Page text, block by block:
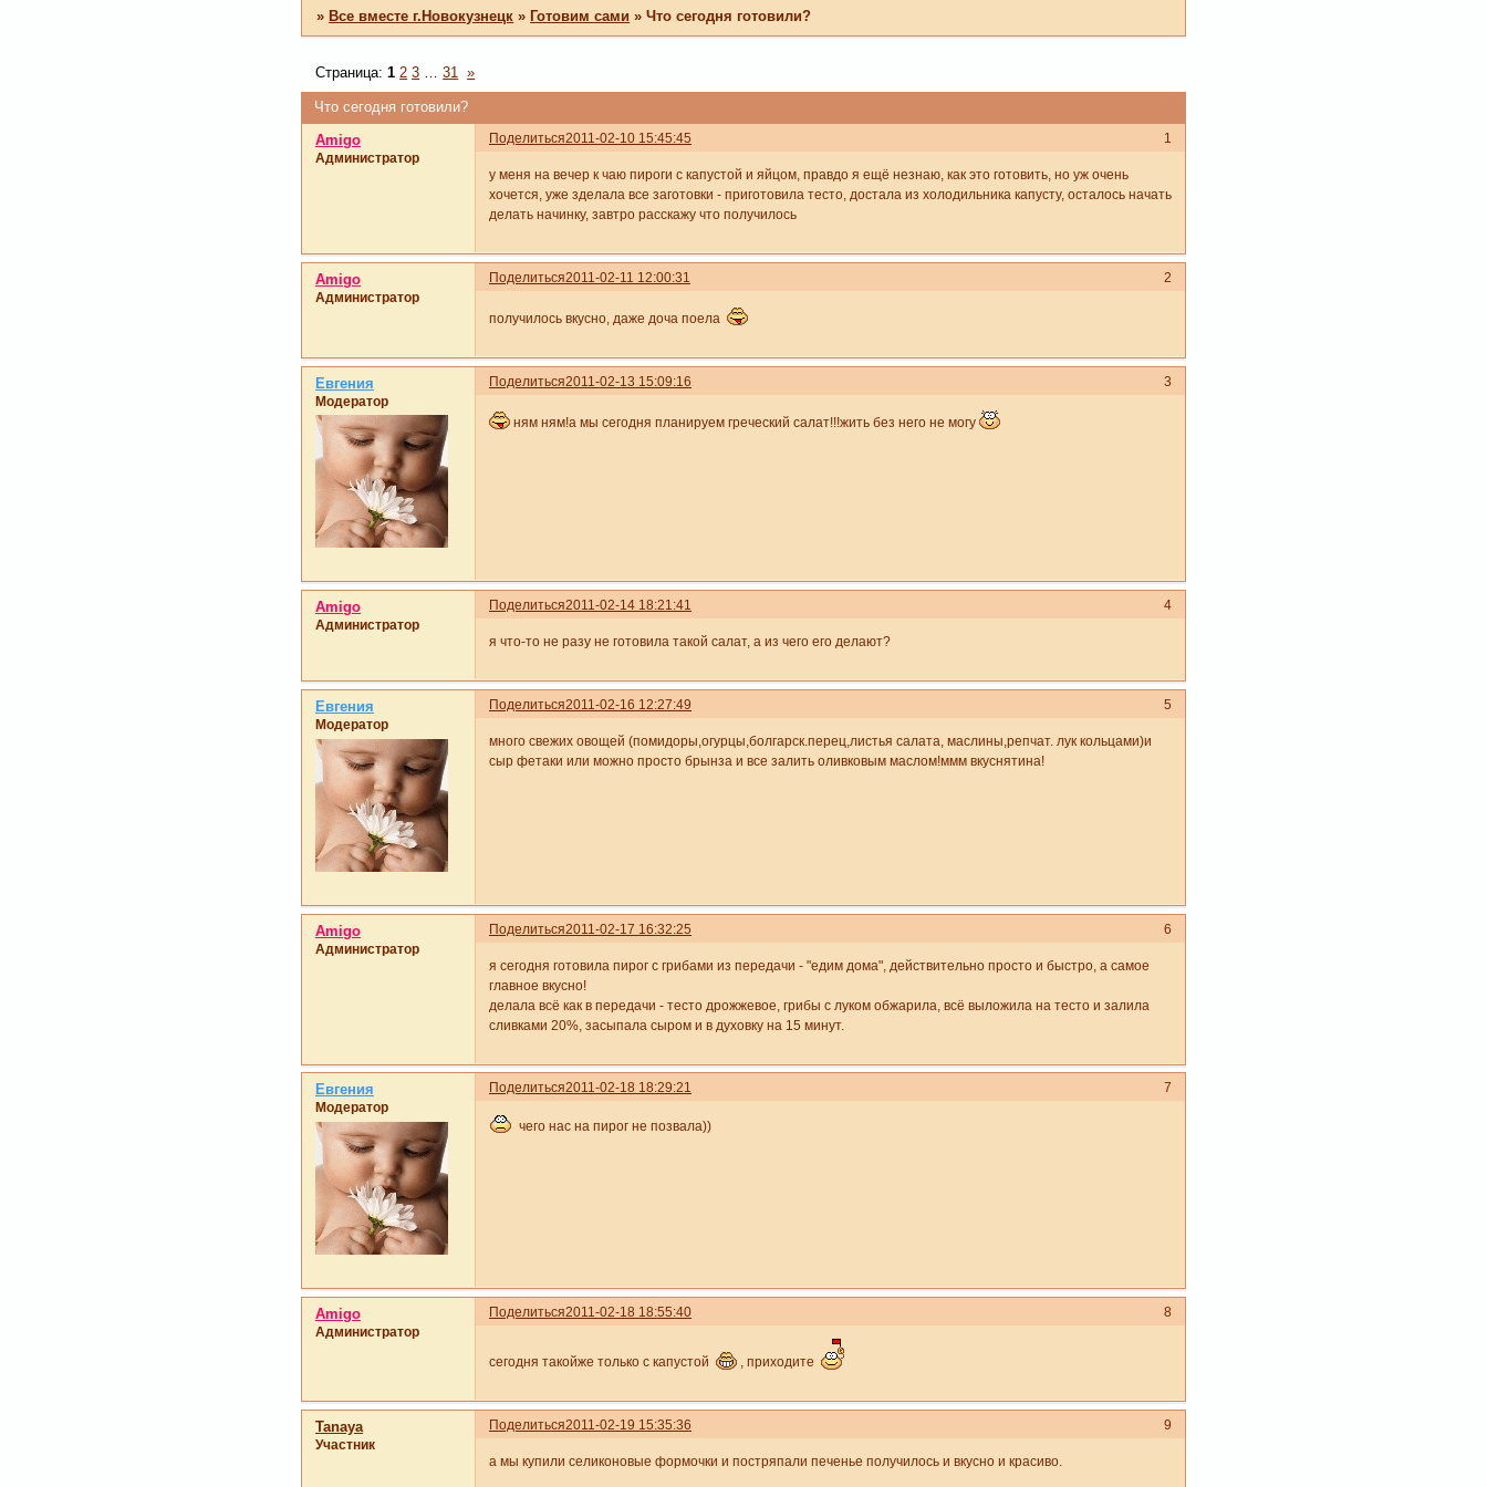
»Все вместе г.Новокузнецк »Готовим сами »Что сегодня готовили?
Что сегодня готовили?
Страница:1 2 3 … 31 »
Поделиться 1
2011-02-10 15:45:45
Amigo
Администратор
у меня на вечер к чаю пироги с капустой и яйцом, правдо я ещё незнаю, как это готовить, но уж очень
хочется, уже зделала все заготовки - приготовила тесто, достала из холодильника капусту, осталось начать
делать начинку, завтро расскажу что получилось
Поделиться 2
2011-02-11 12:00:31
Amigo
Администратор
получилось вкусно, даже доча поела
Поделиться 3
2011-02-13 15:09:16
Евгения
Модератор
ням ням!а мы сегодня планируем греческий салат!!!жить без него не могу
Поделиться 4
2011-02-14 18:21:41
Amigo
Администратор
я что-то не разу не готовила такой салат, а из чего его делают?
Поделиться 5
2011-02-16 12:27:49
Евгения
Модератор
много свежих овощей (помидоры,огурцы,болгарск.перец,листья салата, маслины,репчат. лук кольцами)и
сыр фетаки или можно просто брынза и все залить оливковым маслом!ммм вкуснятина!
Поделиться 6
2011-02-17 16:32:25
Amigo
Администратор
я сегодня готовила пирог с грибами из передачи - "едим дома", действительно просто и быстро, а самое
главное вкусно!
делала всё как в передачи - тесто дрожжевое, грибы с луком обжарила, всё выложила на тесто и залила
сливками 20%, засыпала сыром и в духовку на 15 минут.
Поделиться 7
2011-02-18 18:29:21
Евгения
Модератор
чего нас на пирог не позвала))
Поделиться 8
2011-02-18 18:55:40
Amigo
Администратор
сегодня такойже только с капустой
, приходите
Поделиться 9
2011-02-19 15:35:36
Tanaya
Участник
а мы купили селиконовые формочки и постряпали печенье получилось и вкусно и красиво.